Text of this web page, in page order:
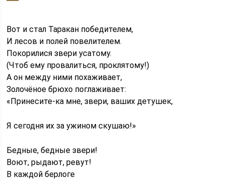
Вот и стал Таракан победителем,
И лесов и полей повелителем.
Покорилися звери усатому.
(Чтоб ему провалиться, проклятому!)
А он между ними похаживает,
Золочёное брюхо поглаживает:
«Принесите-ка мне, звери, ваших детушек,
Я сегодня их за ужином скушаю!»
Бедные, бедные звери!
Воют, рыдают, ревут!
В каждой берлоге